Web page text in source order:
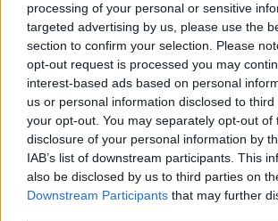
processing of your personal or sensitive
targeted advertising by us, please use the
section to confirm your selection. Please
opt-out request is processed you may
interest-based ads based on personal
us or personal information disclosed to
your opt-out. You may separately opt-out of
disclosure of your personal information by
IAB’s list of downstream participants. This
also be disclosed by us to third parties on
Downstream Participants that may further
Ο ΠΡΟΕΔΡΟΣ Δ.Ε.Υ.Α.Λ.
ΣΤΑΥΡΟΓΙΑΝΝΗΣ ΝΙΚΟΛΑΟΣ
ΔΗΜΑΡΧΟΣ ΛΑΜΙΕΩΝ
Αρχεία: